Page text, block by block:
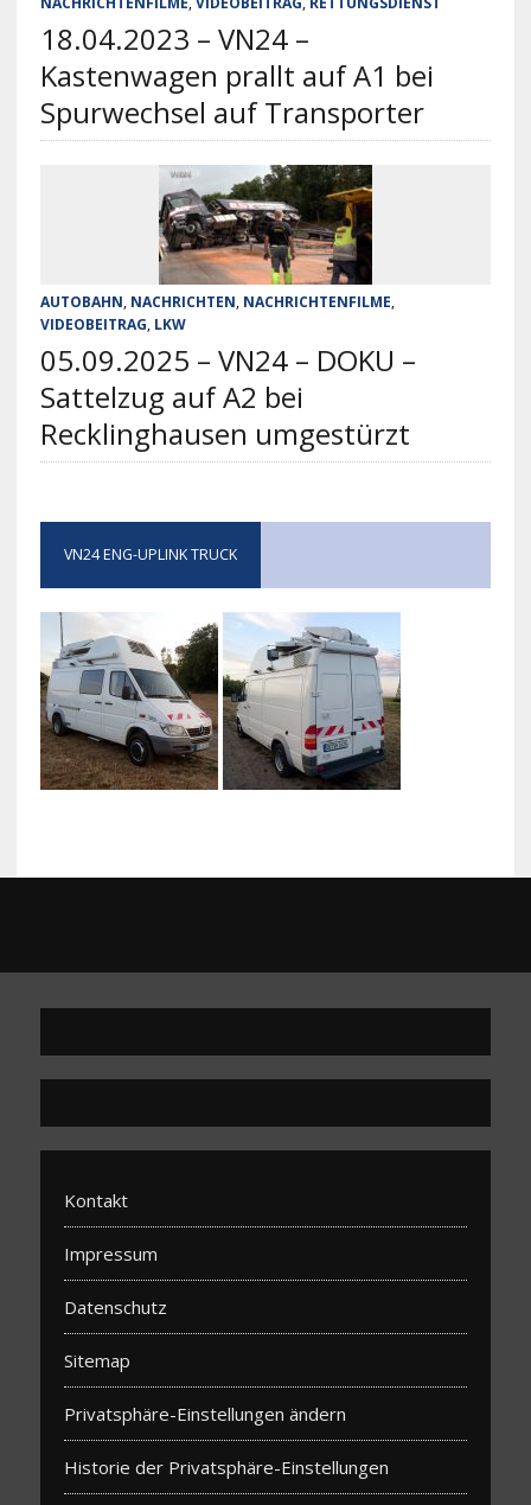
18.04.2023 – VN24 –
Kastenwagen prallt auf A1 bei
Spurwechsel auf Transporter
AUTOBAHN, NACHRICHTEN, NACHRICHTENFILME,
VIDEOBEITRAG, LKW
05.09.2025 – VN24 – DOKU –
Sattelzug auf A2 bei
Recklinghausen umgestürzt
VN24 ENG-UPLINK TRUCK
Kontakt
Impressum
Datenschutz
Sitemap
Privatsphäre-Einstellungen ändern
Historie der Privatsphäre-Einstellungen